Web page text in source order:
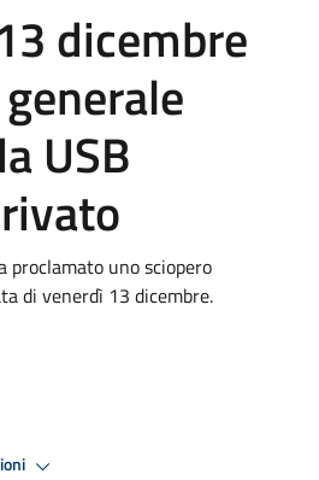
dicembre
USB
proclamato uno sciopero
di venerdì 13 dicembre.